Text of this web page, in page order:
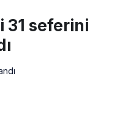
31 seferini